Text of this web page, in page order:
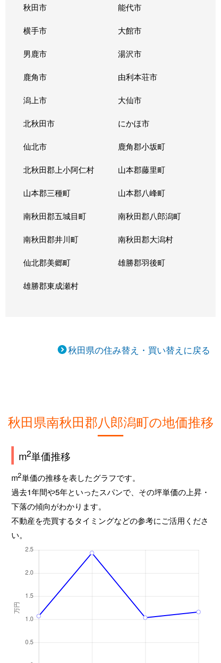
秋田市 能代市
横手市 大館市
男鹿市 湯沢市
鹿角市 由利本荘市
潟上市 大仙市
北秋田市 にかほ市
仙北市 鹿角郡小坂町
北秋田郡上小阿仁村 山本郡藤里町
山本郡三種町 山本郡八峰町
南秋田郡五城目町 南秋田郡八郎潟町
南秋田郡井川町 南秋田郡大潟村
仙北郡美郷町 雄勝郡羽後町
雄勝郡東成瀬村
秋田県の住み替え・買い替えに戻る
秋田県南秋田郡八郎潟町の地価推移
m2単価推移
m2単価の推移を表したグラフです。
過去1年間や5年といったスパンで、その坪単価の上昇・
下落の傾向がわかります。
不動産を売買するタイミングなどの参考にご活用くださ
い。